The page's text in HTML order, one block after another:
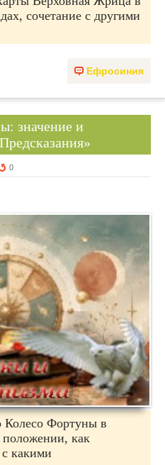
сочетание с другими
Ефросиния
значение и
0
Колесо Фортуны в
как
с какими